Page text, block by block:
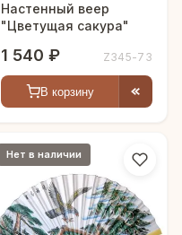
Настенный веер
"Цветущая сакура"
1 540 ₽ Z345-73
В корзину
Нет в наличии